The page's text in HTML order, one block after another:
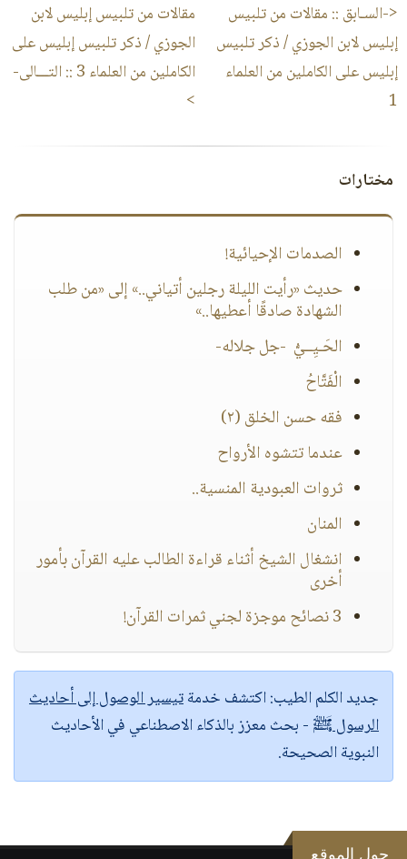
<-السـابق :: مقالات من تلبيس
إبليس لابن الجوزي / ذكر تلبيس
إبليس على الكاملين من العلماء
1
مقالات من تلبيس إبليس لابن
الجوزي / ذكر تلبيس إبليس على
الكاملين من العلماء 3
:: التـــالى-
>
مختارات
الصدمات الإحيائية!
حديث «رأيت الليلة رجلين أتياني..» إلى «من طلب
الشهادة صادقًا أعطيها..»
الحَـيِــيُّ -جل جلاله-
الْفَتَّاحُ
فقه حسن الخلق (٢)
عندما تتشوه الأرواح
ثروات العبودية المنسية..
المنان
انشغال الشيخ أثناء قراءة الطالب عليه القرآن بأمور
أخرى
3 نصائح موجزة لجني ثمرات القرآن!
جديد الكلم الطيب:اكتشف خدمةتيسير الوصول إلى أحاديث
الرسول ﷺ - بحث معزز بالذكاء الاصطناعي في الأحاديث
النبوية الصحيحة.
حول الموقع